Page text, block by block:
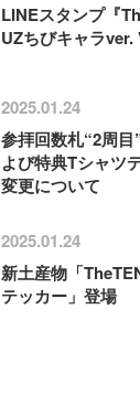
LINEスタンプ『
UZちびキャラver.
2025.01.24
参拝回数札“2周目
よび特典Tシャツ
変更について
2025.01.24
新土産物「
テッカー」登場